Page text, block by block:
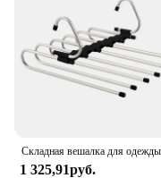
1 325,91руб.